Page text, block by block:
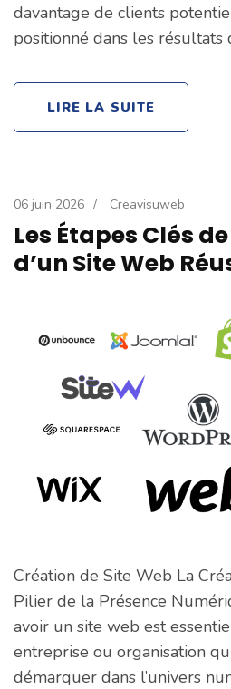
davantage de clients
positionné dans les résultats
LIRE LA SUITE
06 juin 2026 / Creavisuweb
Les Étapes Clés
d’un Site Web
Création de Site Web La
Pilier de la Présence
avoir un site web est
entreprise ou organisation
démarquer dans l’univers